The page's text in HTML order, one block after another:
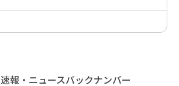
速報・ニュースバックナンバー